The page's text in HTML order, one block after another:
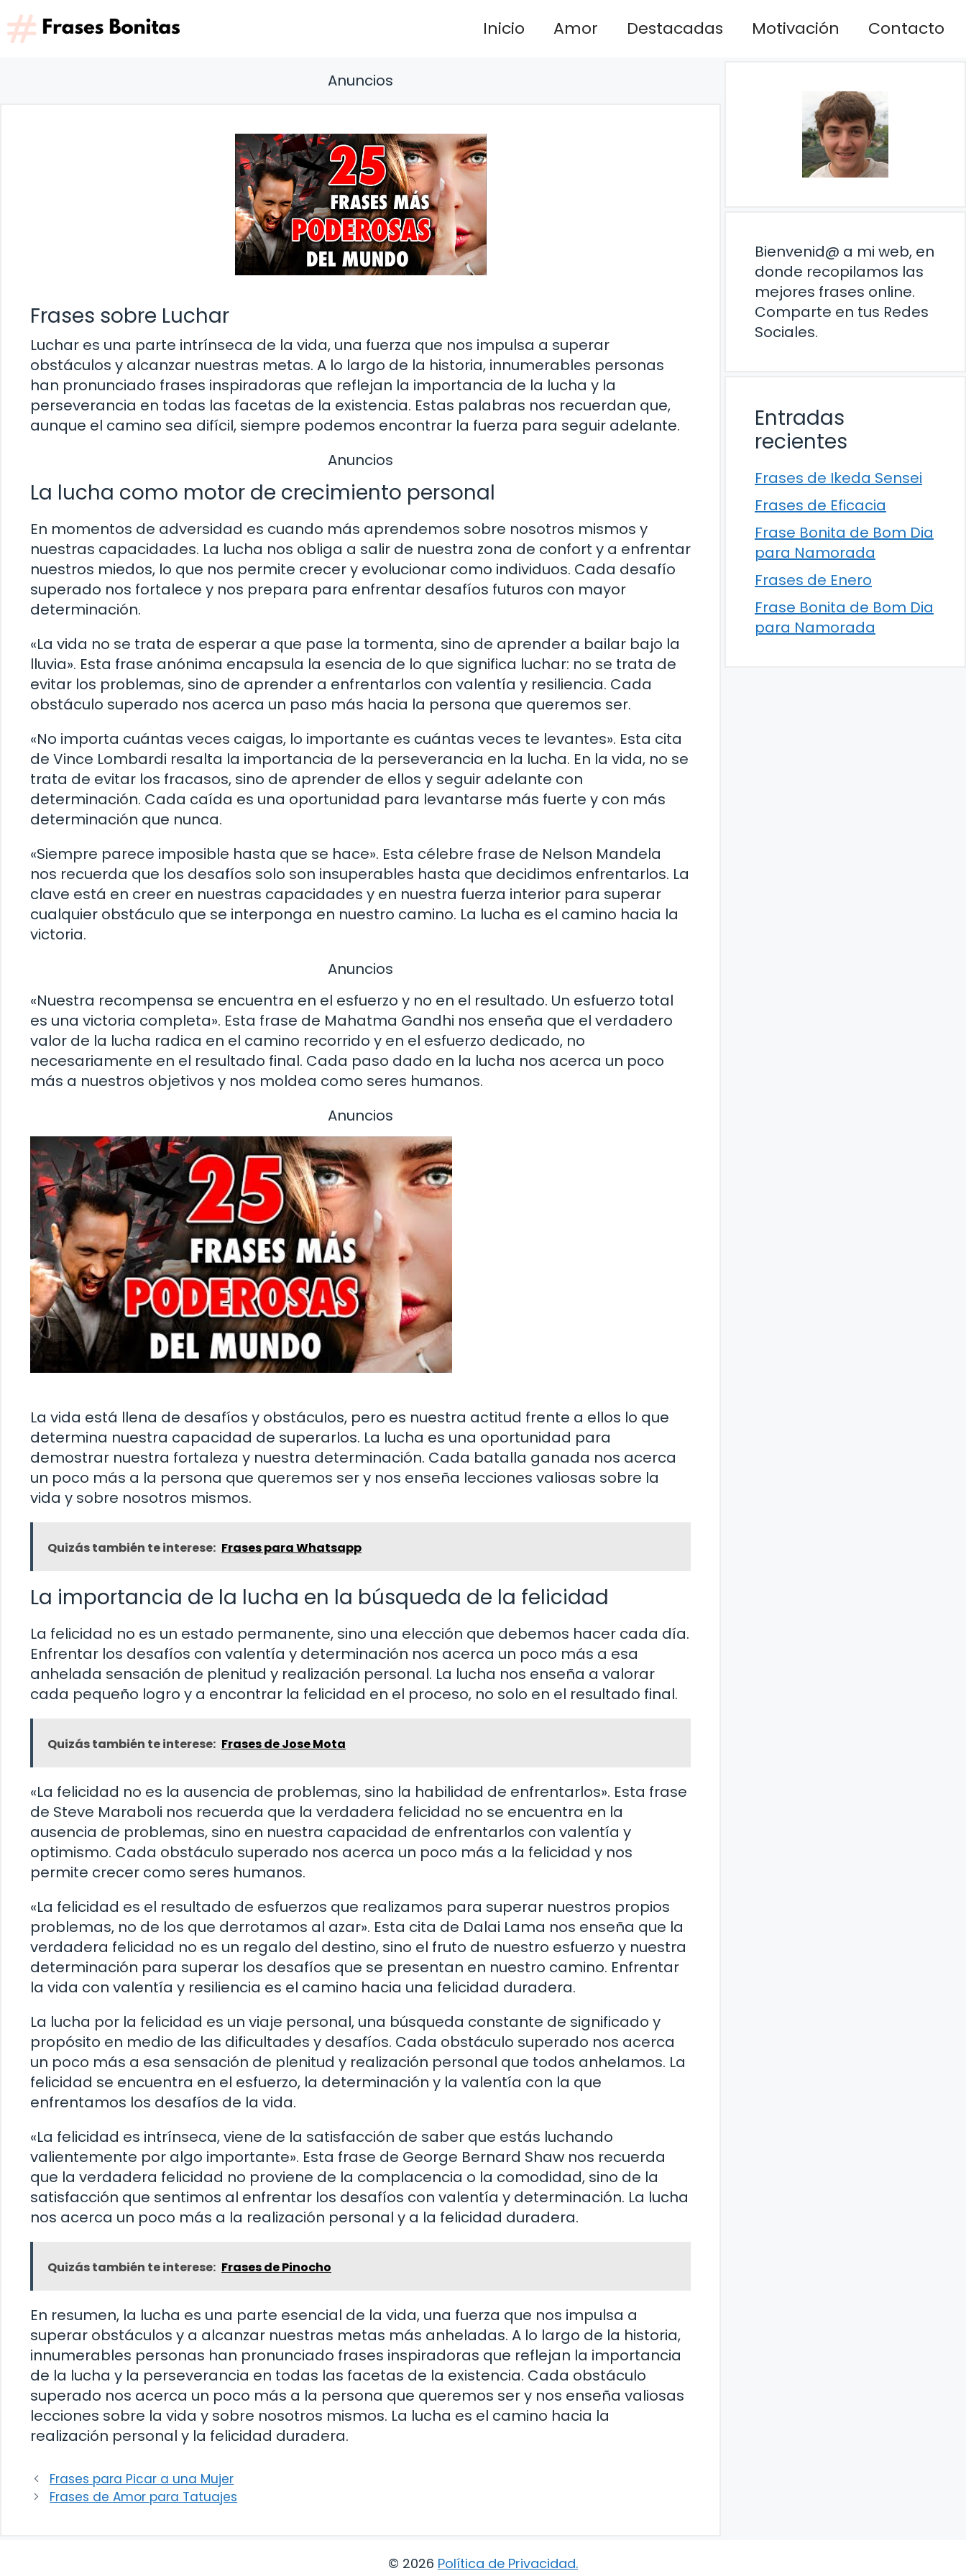
Saltar
al
contenido
Inicio Amor Destacadas Motivación Contacto
Anuncios
Frases sobre Luchar
Luchar es una parte intrínseca de la vida, una fuerza que nos impulsa a superar
obstáculos y alcanzar nuestras metas. A lo largo de la historia, innumerables personas
han pronunciado frases inspiradoras que reflejan la importancia de la lucha y la
perseverancia en todas las facetas de la existencia. Estas palabras nos recuerdan que,
aunque el camino sea difícil, siempre podemos encontrar la fuerza para seguir adelante.
Anuncios
La lucha como motor de crecimiento personal
En momentos de adversidad es cuando más aprendemos sobre nosotros mismos y
nuestras capacidades. La lucha nos obliga a salir de nuestra zona de confort y a enfrentar
nuestros miedos, lo que nos permite crecer y evolucionar como individuos. Cada desafío
superado nos fortalece y nos prepara para enfrentar desafíos futuros con mayor
determinación.
«La vida no se trata de esperar a que pase la tormenta, sino de aprender a bailar bajo la
lluvia». Esta frase anónima encapsula la esencia de lo que significa luchar: no se trata de
evitar los problemas, sino de aprender a enfrentarlos con valentía y resiliencia. Cada
obstáculo superado nos acerca un paso más hacia la persona que queremos ser.
«No importa cuántas veces caigas, lo importante es cuántas veces te levantes». Esta cita
de Vince Lombardi resalta la importancia de la perseverancia en la lucha. En la vida, no se
trata de evitar los fracasos, sino de aprender de ellos y seguir adelante con
determinación. Cada caída es una oportunidad para levantarse más fuerte y con más
determinación que nunca.
«Siempre parece imposible hasta que se hace». Esta célebre frase de Nelson Mandela
nos recuerda que los desafíos solo son insuperables hasta que decidimos enfrentarlos. La
clave está en creer en nuestras capacidades y en nuestra fuerza interior para superar
cualquier obstáculo que se interponga en nuestro camino. La lucha es el camino hacia la
victoria.
Anuncios
«Nuestra recompensa se encuentra en el esfuerzo y no en el resultado. Un esfuerzo total
es una victoria completa». Esta frase de Mahatma Gandhi nos enseña que el verdadero
valor de la lucha radica en el camino recorrido y en el esfuerzo dedicado, no
necesariamente en el resultado final. Cada paso dado en la lucha nos acerca un poco
más a nuestros objetivos y nos moldea como seres humanos.
Anuncios
La vida está llena de desafíos y obstáculos, pero es nuestra actitud frente a ellos lo que
determina nuestra capacidad de superarlos. La lucha es una oportunidad para
demostrar nuestra fortaleza y nuestra determinación. Cada batalla ganada nos acerca
un poco más a la persona que queremos ser y nos enseña lecciones valiosas sobre la
vida y sobre nosotros mismos.
Quizás también te interese: Frases para Whatsapp
La importancia de la lucha en la búsqueda de la felicidad
La felicidad no es un estado permanente, sino una elección que debemos hacer cada día.
Enfrentar los desafíos con valentía y determinación nos acerca un poco más a esa
anhelada sensación de plenitud y realización personal. La lucha nos enseña a valorar
cada pequeño logro y a encontrar la felicidad en el proceso, no solo en el resultado final.
Quizás también te interese: Frases de Jose Mota
«La felicidad no es la ausencia de problemas, sino la habilidad de enfrentarlos». Esta frase
de Steve Maraboli nos recuerda que la verdadera felicidad no se encuentra en la
ausencia de problemas, sino en nuestra capacidad de enfrentarlos con valentía y
optimismo. Cada obstáculo superado nos acerca un poco más a la felicidad y nos
permite crecer como seres humanos.
«La felicidad es el resultado de esfuerzos que realizamos para superar nuestros propios
problemas, no de los que derrotamos al azar». Esta cita de Dalai Lama nos enseña que la
verdadera felicidad no es un regalo del destino, sino el fruto de nuestro esfuerzo y nuestra
determinación para superar los desafíos que se presentan en nuestro camino. Enfrentar
la vida con valentía y resiliencia es el camino hacia una felicidad duradera.
La lucha por la felicidad es un viaje personal, una búsqueda constante de significado y
propósito en medio de las dificultades y desafíos. Cada obstáculo superado nos acerca
un poco más a esa sensación de plenitud y realización personal que todos anhelamos. La
felicidad se encuentra en el esfuerzo, la determinación y la valentía con la que
enfrentamos los desafíos de la vida.
«La felicidad es intrínseca, viene de la satisfacción de saber que estás luchando
valientemente por algo importante». Esta frase de George Bernard Shaw nos recuerda
que la verdadera felicidad no proviene de la complacencia o la comodidad, sino de la
satisfacción que sentimos al enfrentar los desafíos con valentía y determinación. La lucha
nos acerca un poco más a la realización personal y a la felicidad duradera.
Quizás también te interese: Frases de Pinocho
En resumen, la lucha es una parte esencial de la vida, una fuerza que nos impulsa a
superar obstáculos y a alcanzar nuestras metas más anheladas. A lo largo de la historia,
innumerables personas han pronunciado frases inspiradoras que reflejan la importancia
de la lucha y la perseverancia en todas las facetas de la existencia. Cada obstáculo
superado nos acerca un poco más a la persona que queremos ser y nos enseña valiosas
lecciones sobre la vida y sobre nosotros mismos. La lucha es el camino hacia la
realización personal y la felicidad duradera.
Frases para Picar a una Mujer
Frases de Amor para Tatuajes
Bienvenid@ a mi web, en
donde recopilamos las
mejores frases online.
Comparte en tus Redes
Sociales.
Entradas
recientes
Frases de Ikeda Sensei
Frases de Eficacia
Frase Bonita de Bom Dia
para Namorada
Frases de Enero
Frase Bonita de Bom Dia
para Namorada
© 2026 Política de Privacidad.